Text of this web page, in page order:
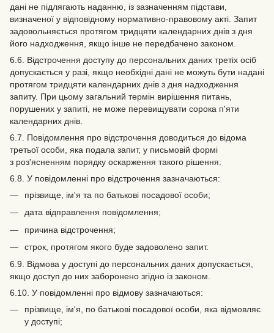
дані не підлягають наданню, із зазначенням підстави,
визначеної у відповідному нормативно-правовому акті. Запит
задовольняється протягом тридцяти календарних днів з дня
його надходження, якщо інше не передбачено законом.
6.6. Відстрочення доступу до персональних даних третіх осіб
допускається у разі, якщо необхідні дані не можуть бути надані
протягом тридцяти календарних днів з дня надходження
запиту. При цьому загальний термін вирішення питань,
порушених у запиті, не може перевищувати сорока п'яти
календарних днів.
6.7. Повідомлення про відстрочення доводиться до відома
третьої особи, яка подала запит, у письмовій формі
з роз'ясненням порядку оскарження такого рішення.
6.8. У повідомленні про відстрочення зазначаються:
прізвище, ім'я та по батькові посадової особи;
дата відправлення повідомлення;
причина відстрочення;
строк, протягом якого буде задоволено запит.
6.9. Відмова у доступі до персональних даних допускається,
якщо доступ до них заборонено згідно із законом.
6.10. У повідомленні про відмову зазначаються:
прізвище, ім'я, по батькові посадової особи, яка відмовляє
у доступі;